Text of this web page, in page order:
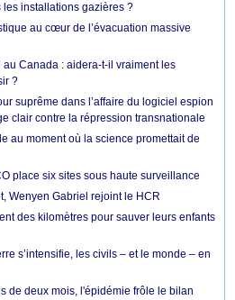
les installations gazières ?
au cœur de l’évacuation massive
Canada : aidera-t-il vraiment les
?
suprême dans l’affaire du logiciel espion
clair contre la répression transnationale
au moment où la science promettait de
place six sites sous haute surveillance
Wenyen Gabriel rejoint le HCR
des kilomètres pour sauver leurs enfants
s’intensifie, les civils – et le monde – en
de deux mois, l'épidémie frôle le bilan